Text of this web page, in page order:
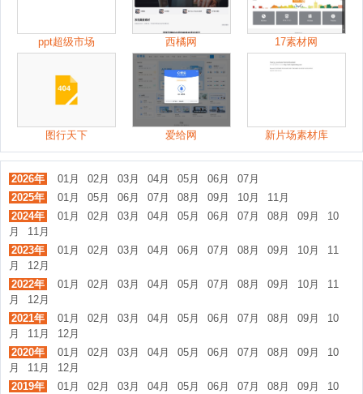
ppt超级市场 西橘网 17素材网
图行天下 爱给网 新片场素材库
2026年 01月 02月 03月 04月 05月 06月
07月
2025年
01月 05月 06月 07月 08月 09月 10月
11月
2024年
01月 02月 03月 04月 05月 06月 07月 08月 09月
10
月
11月
2023年
01月 02月 03月 04月 06月 07月 08月 09月 10月
11
月
12月
2022年
01月 02月 03月 04月 05月 07月 08月 09月 10月
11
月
12月
2021年
01月 02月 03月 04月 05月 06月 07月 08月 09月
10
月
11月
12月
2020年
01月 02月 03月 04月 05月 06月 07月 08月 09月
10
月
11月
12月
2019年
01月 02月 03月 04月 05月 06月 07月 08月 09月
10